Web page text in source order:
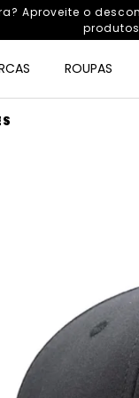
Aproveite o
ROUPAS